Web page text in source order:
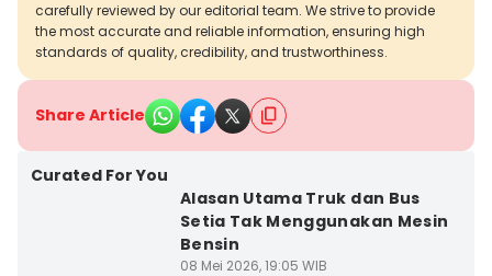
carefully reviewed by our editorial team. We strive to provide
the most accurate and reliable information, ensuring high
standards of quality, credibility, and trustworthiness.
Share Article
Curated For You
Alasan Utama Truk dan Bus
Setia Tak Menggunakan Mesin
Bensin
08 Mei 2026, 19:05 WIB